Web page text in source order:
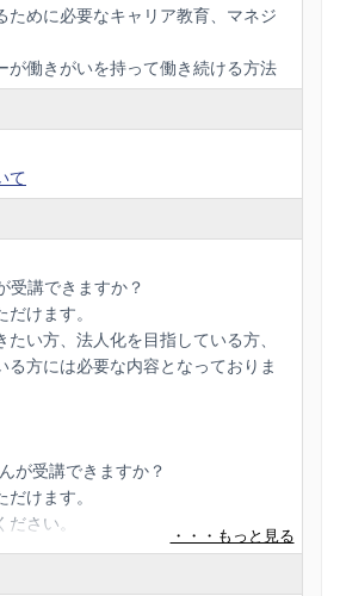
きの形を決める
要な準備の書き出し
ために必要なキャリア教育、マネジ
が働きがいを持って働き続ける方法
て
受講できますか？
けます。
い方、法人化を目指している方、
る方には必要な内容となっておりま
が受講できますか？
けます。
さい。